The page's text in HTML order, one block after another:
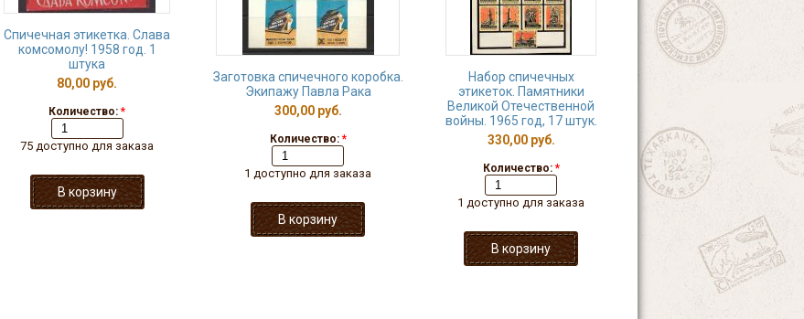
Спичечная этикетка. Слава
комсомолу! 1958 год. 1
штука
80,00 руб.
Количество: *
75 доступно для заказа
Заготовка спичечного коробка.
Экипажу Павла Рака
300,00 руб.
Количество: *
1 доступно для заказа
Набор спичечных
этикеток. Памятники
Великой Отечественной
войны. 1965 год, 17 штук.
330,00 руб.
Количество: *
1 доступно для заказа